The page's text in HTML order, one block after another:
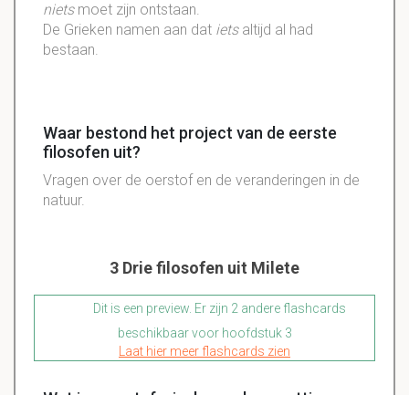
nietsmoet zijn ontstaan.
De Grieken namen aan dat ietsaltijd al had
bestaan.
Waar bestond het project van de eerste
filosofen uit?
Vragen over de oerstof en de veranderingen in de
natuur.
3 Drie filosofen uit Milete
Dit is een preview. Er zijn 2 andere flashcards
beschikbaar voor hoofdstuk 3
Laat hier meer flashcards zien